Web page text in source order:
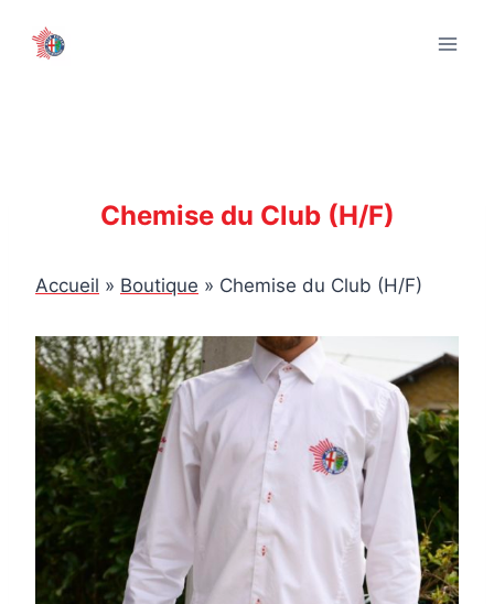
Chemise du Club (H/F)
Accueil » Boutique » Chemise du Club (H/F)